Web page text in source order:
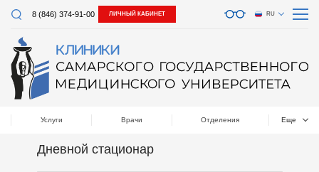
8 (846) 374-91-00 ЛИЧНЫЙ КАБИНЕТ RU
Услуги Врачи Отделения Еще
Дневной стационар